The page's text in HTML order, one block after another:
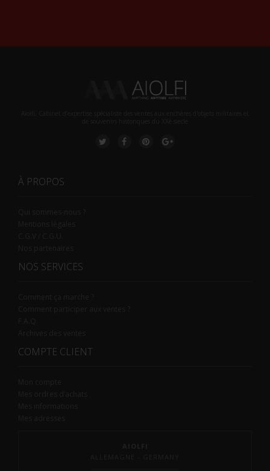
À PROPOS
NOS SERVICES
COMPTE CLIENT